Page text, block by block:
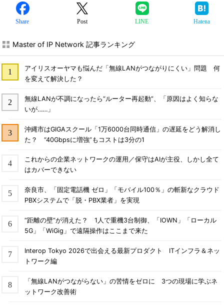
Share Post LINE Hatena
Master of IP Network 記事ランキング
アイリスオーヤマも悩んだ「無線LANがつながりにくい」問題 何
を変えて解決した？
無線LANが不調になったら“ルーター再起動”、「原因はよく知らな
いが……」
沖縄市はGIGAスクール「1万6000台同時通信」の遅延をどう解消し
た？ “40Gbpsに増強”もコストは3分の1
これからの企業ネットワークの運用／保守はAIが主役、しかし全て
はカバーできない
奈良市、「固定電話機 ゼロ」「モバイル100％」の斬新なクラウド
PBXシステムで「脱・PBX業者」を実現
“距離の壁”が消えた？ 1人で重機3台制御、「IOWN」「ローカル
5G」「WiGig」で遠隔操作はここまで来た
Interop Tokyo 2026で出会える最新プロダクト ITインフラ＆ネッ
トワーク編
「無線LANがつながらない」の苦情をゼロに 3つの現場に学ぶネ
ットワーク改善術